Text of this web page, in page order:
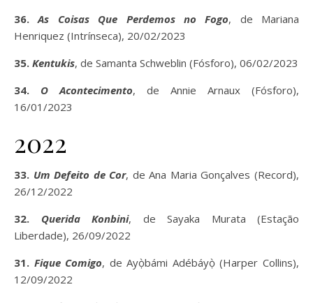
36.As Coisas Que Perdemos no Fogo, de Mariana
Henriquez (Intrínseca), 20/02/2023
35. Kentukis, de Samanta Schweblin (Fósforo), 06/02/2023
34. O Acontecimento, de Annie Arnaux (Fósforo),
16/01/2023
2022
33. Um Defeito de Cor, de Ana Maria Gonçalves (Record),
26/12/2022
32. Querida Konbini, de Sayaka Murata (Estação
Liberdade), 26/09/2022
31. Fique Comigo, de Ayọ̀bámi Adébáyọ̀ (Harper Collins),
12/09/2022